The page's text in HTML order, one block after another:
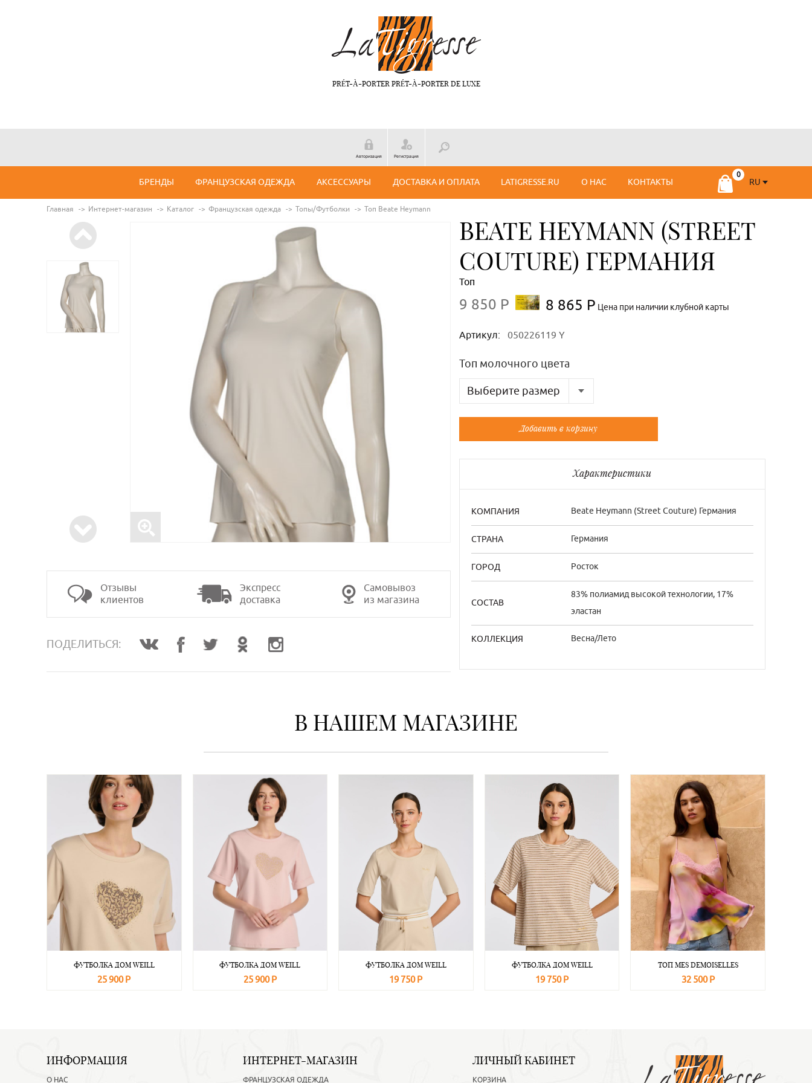
PRÉT-À-PORTER PRÉT-À-PORTER DE LUXE
Авторизация Регистрация
RU
БРЕНДЫ ФРАНЦУЗСКАЯ ОДЕЖДА АКСЕССУАРЫ ДОСТАВКА И ОПЛАТА LATIGRESSE.RU О НАС КОНТАКТЫ
Главная Интернет-магазин Каталог Французская одежда Топы/Футболки Топ Beate Нeymann
Отзывы
клиентов
Экспресс
доставка
Самовывоз
из магазина
ПОДЕЛИТЬСЯ: >
BEATE НEYMANN (STREET
COUTURE) ГЕРМАНИЯ
Топ
9 850 Р 8 865 Р Цена при наличии клубной карты
Артикул: 050226119 Y
Топ молочного цвета
Выберите размер
Русский
Французский
40-42
36/0
44
38/1
46
40/2
48
42/3
50
44/4
Добавить в корзину
Характеристики
КОМПАНИЯ Beate Нeymann (Street Couture) Германия
СТРАНА Германия
ГОРОД Росток
СОСТАВ
83% полиамид высокой технологии, 17%
эластан
КОЛЛЕКЦИЯ Весна/Лето
В НАШЕМ МАГАЗИНЕ
ФУТБОЛКА ДОМ WEILL
25 900 Р
ФУТБОЛКА ДОМ WEILL
25 900 Р
ФУТБОЛКА ДОМ WEILL
19 750 Р
ФУТБОЛКА ДОМ WEILL
19 750 Р
ТОП MES DEMOISELLES
32 500 Р
ИНФОРМАЦИЯ
О НАС
ИНТЕРНЕТ-МАГАЗИН
ФРАНЦУЗСКАЯ ОДЕЖДА
ЛИЧНЫЙ КАБИНЕТ
КОРЗИНА